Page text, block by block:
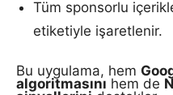
Tüm sponsorlu
etiketiyle işaretlenir.
Bu uygulama, hem
algoritmasını hem de